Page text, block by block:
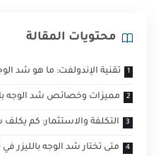
محتويات المقالة
تقنية الإندولفت: ما هو شد
مميزات وخصائص شد الوجه
التكلفة والاستثمار: كم يكلف
متى تختار شد الوجه بالليزر في